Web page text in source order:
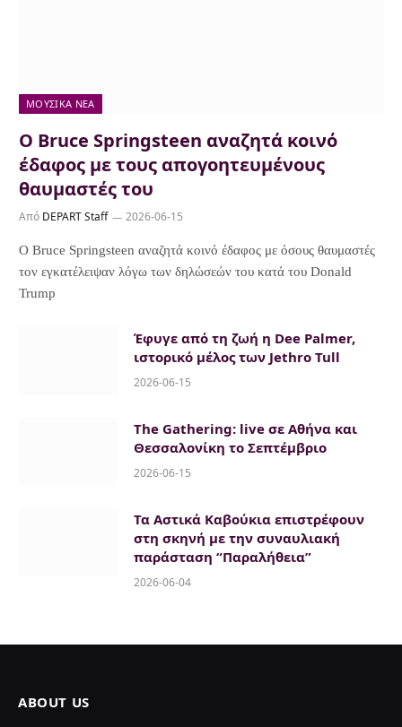
ΜΟΥΣΙΚΆ ΝΈΑ
Ο Bruce Springsteen αναζητά κοινό
έδαφος με τους απογοητευμένους
θαυμαστές του
Από DEPART Staff 2026-06-15
Ο Bruce Springsteen αναζητά κοινό έδαφος με όσους θαυμαστές
τον εγκατέλειψαν λόγω των δηλώσεών του κατά του Donald
Trump
Έφυγε από τη ζωή η Dee Palmer,
ιστορικό μέλος των Jethro Tull
2026-06-15
The Gathering: live σε Αθήνα και
Θεσσαλονίκη το Σεπτέμβριο
2026-06-15
Τα Αστικά Καβούκια επιστρέφουν
στη σκηνή με την συναυλιακή
παράσταση “Παραλήθεια”
2026-06-04
ABOUT US